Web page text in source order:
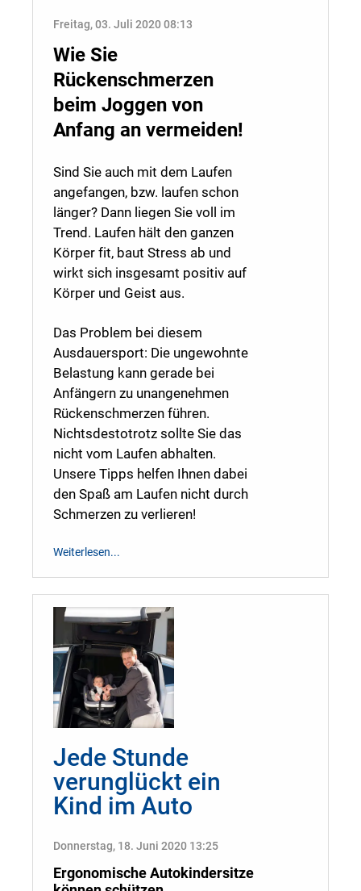
Freitag, 03. Juli 2020 08:13
Wie Sie
Rückenschmerzen
beim Joggen von
Anfang an vermeiden!
Sind Sie auch mit dem Laufen
angefangen, bzw. laufen schon
länger? Dann liegen Sie voll im
Trend. Laufen hält den ganzen
Körper fit, baut Stress ab und
wirkt sich insgesamt positiv auf
Körper und Geist aus.
Das Problem bei diesem
Ausdauersport: Die ungewohnte
Belastung kann gerade bei
Anfängern zu unangenehmen
Rückenschmerzen führen.
Nichtsdestotrotz sollte Sie das
nicht vom Laufen abhalten.
Unsere Tipps helfen Ihnen dabei
den Spaß am Laufen nicht durch
Schmerzen zu verlieren!
Weiterlesen...
Jede Stunde
verunglückt ein
Kind im Auto
Donnerstag, 18. Juni 2020 13:25
Ergonomische Autokindersitze